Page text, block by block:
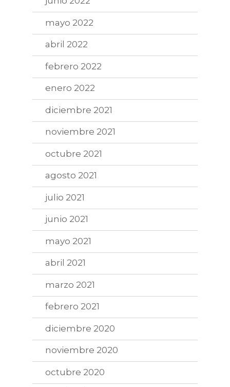
mayo 2022
abril 2022
febrero 2022
enero 2022
diciembre 2021
noviembre 2021
octubre 2021
agosto 2021
julio 2021
junio 2021
mayo 2021
abril 2021
marzo 2021
febrero 2021
diciembre 2020
noviembre 2020
octubre 2020